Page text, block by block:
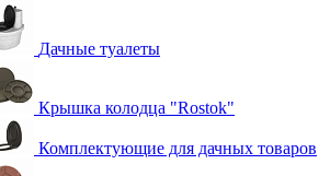
Дачные туалеты
Крышка колодца "Rostok"
Комплектующие для дачных товаров